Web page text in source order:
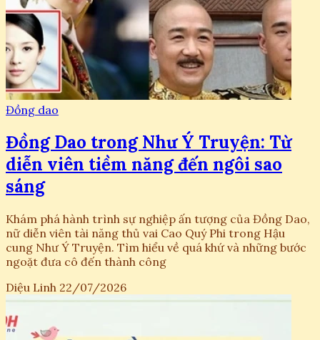
Đồng dao
Đồng Dao trong Như Ý Truyện: Từ
diễn viên tiềm năng đến ngôi sao
sáng
Khám phá hành trình sự nghiệp ấn tượng của Đồng Dao,
nữ diễn viên tài năng thủ vai Cao Quý Phi trong Hậu
cung Như Ý Truyện. Tìm hiểu về quá khứ và những bước
ngoặt đưa cô đến thành công
Diệu Linh 22/07/2026